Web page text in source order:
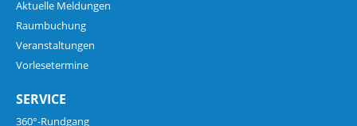
Aktuelle Meldungen
Raumbuchung
Veranstaltungen
Vorlesetermine
SERVICE
360°-Rundgang